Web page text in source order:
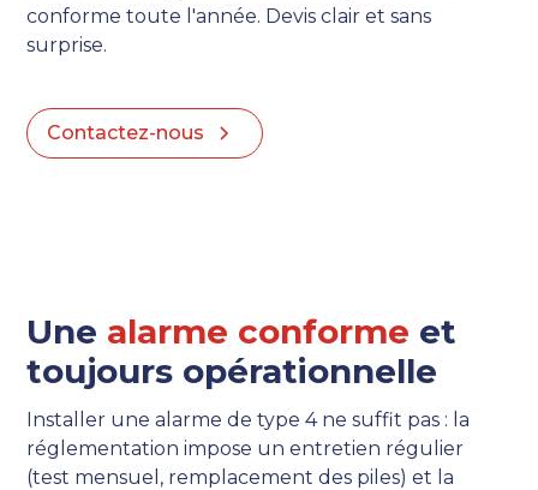
conforme toute l'année. Devis clair et sans
surprise.
Contactez-nous
Une alarme conforme et
toujours opérationnelle
Installer une alarme de type 4 ne suffit pas : la
réglementation impose un entretien régulier
(test mensuel, remplacement des piles) et la